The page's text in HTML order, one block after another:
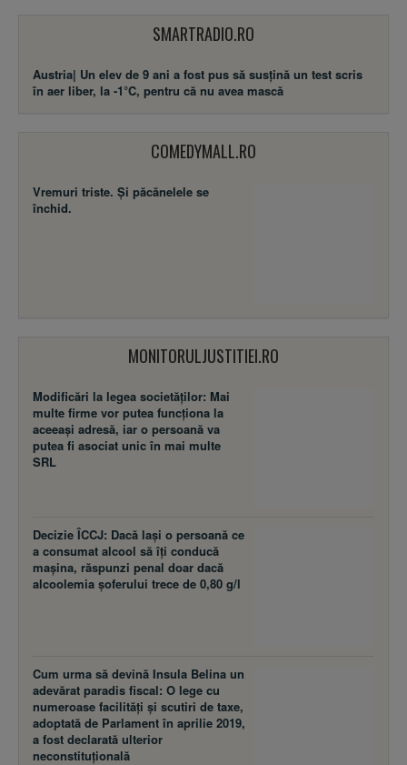
SMARTRADIO.RO
Austria| Un elev de 9 ani a fost pus să susţină un test scris
în aer liber, la -1°C, pentru că nu avea mască
COMEDYMALL.RO
Vremuri triste. Şi păcănelele se
închid.
MONITORULJUSTITIEI.RO
Modificări la legea societăţilor: Mai
multe firme vor putea funcţiona la
aceeaşi adresă, iar o persoană va
putea fi asociat unic în mai multe
SRL
Decizie ÎCCJ: Dacă laşi o persoană ce
a consumat alcool să îţi conducă
maşina, răspunzi penal doar dacă
alcoolemia şoferului trece de 0,80 g/l
Cum urma să devină Insula Belina un
adevărat paradis fiscal: O lege cu
numeroase facilităţi şi scutiri de taxe,
adoptată de Parlament în aprilie 2019,
a fost declarată ulterior
neconstituţională